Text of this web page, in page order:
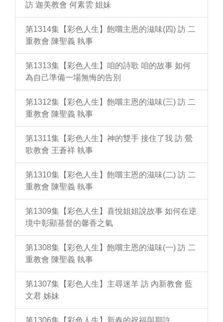
訪 迦美教會 何素雲 姐妹
第1314集【彩色人生】飽嚐主恩的滋味(四) 訪 二
重教會 陳聖義 執事
第1313集【彩色人生】咱的詩歌 咱的故事 如何
為自己準備一場無悔的告別
第1312集【彩色人生】飽嚐主恩的滋味(三) 訪 二
重教會 陳聖義 執事
第1311集【彩色人生】神的雙手 接住了我 訪 鶯
歌教會 王蒼祥 執事
第1310集【彩色人生】飽嚐主恩的滋味(二) 訪 二
重教會 陳聖義 執事
第1309集【彩色人生】喜悅姐姐說故事 如何在逆
境中彰顯基督的馨香之氣
第1308集【彩色人生】飽嚐主恩的滋味(一) 訪 二
重教會 陳聖義 執事
第1307集【彩色人生】主尋迷羊 訪 內新教會 藍
文君 姊妹
第1306集【彩色人生】新春的祝福與期許